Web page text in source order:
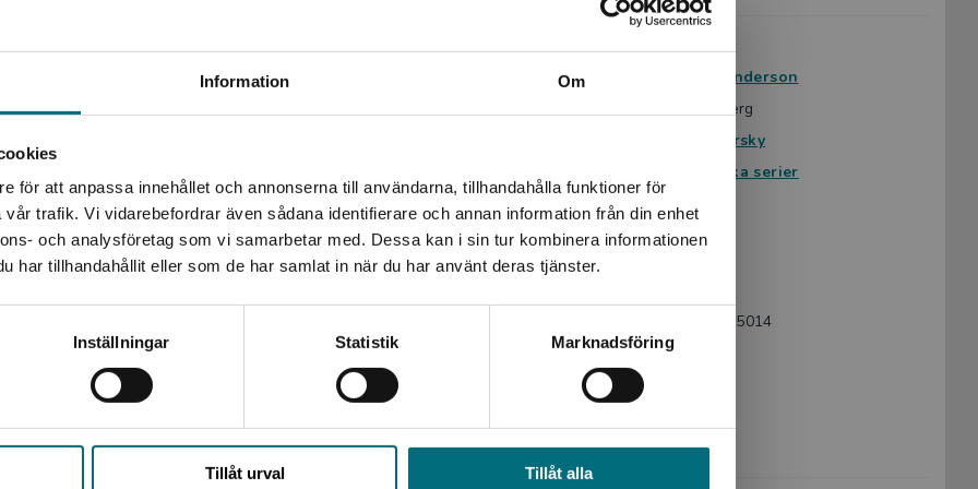
Information Om
för att anpassa innehållet och annonserna till användarna, tillhandahålla funktioner för
trafik. Vi vidarebefordrar även sådana identifierare och annan information från din enhet
och analysföretag som vi samarbetar med. Dessa kan i sin tur kombinera informationen
har tillhandahållit eller som de har samlat in när du har använt deras tjänster.
Inställningar Statistik Marknadsföring
Tillåt urval Tillåt alla
Begränsad fraktregion
Det verkar som att du besöker nyponochviljaforlag.se via
en enhet utanför Sverige. Vi erbjuder inte leveranser
utanför Sverige. För att kunna slutföra ett köp måste
leveransadressen vara i Sverige.
Så när Prometheus stjäl gudarnas eld och ger den
första dödliga kvinnan, till jorden med en ask märkt
blir hennes nyfikenhet för stor?
serieformat.
sig välkända berättelser ur den grekiska
ask, men vad är historien bakom uttrycket? På ett
av en av de mest välkända grekiska myterna genom
Författare:
Jessica Gunderson
Elise Rosberg
Jessi Zabarsky
Mytologiska serier
Ämnesområde:
Äventyr
Serie
Språk:
9789180775014
Utgivningsår:
2024
Artikelnummer:
Sidantal:
56